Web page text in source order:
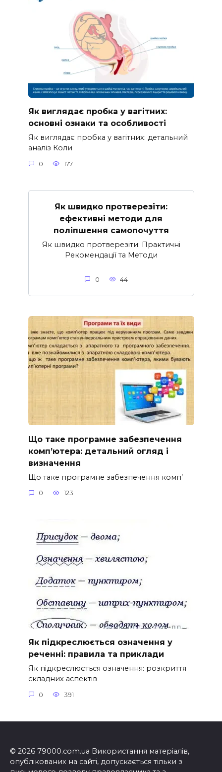
Як виглядає пробка у вагітних:
основні ознаки та особливості
Як виглядає пробка у вагітних: детальний
аналіз Коли
0 177
Як швидко протверезіти:
ефективні методи для
поліпшення самопочуття
Як швидко протверезіти: Практичні
Рекомендації та Методи
0 44
Що таке програмне забезпечення
комп’ютера: детальний огляд і
визначення
Що таке програмне забезпечення комп’
0 123
Як підкреслюється означення у
реченні: правила та приклади
Як підкреслюється означення: розкриття
складних аспектів
0 391
© 2026 79000.com.ua Використання матеріалів,
опублікованих на сайті, допускається тільки з